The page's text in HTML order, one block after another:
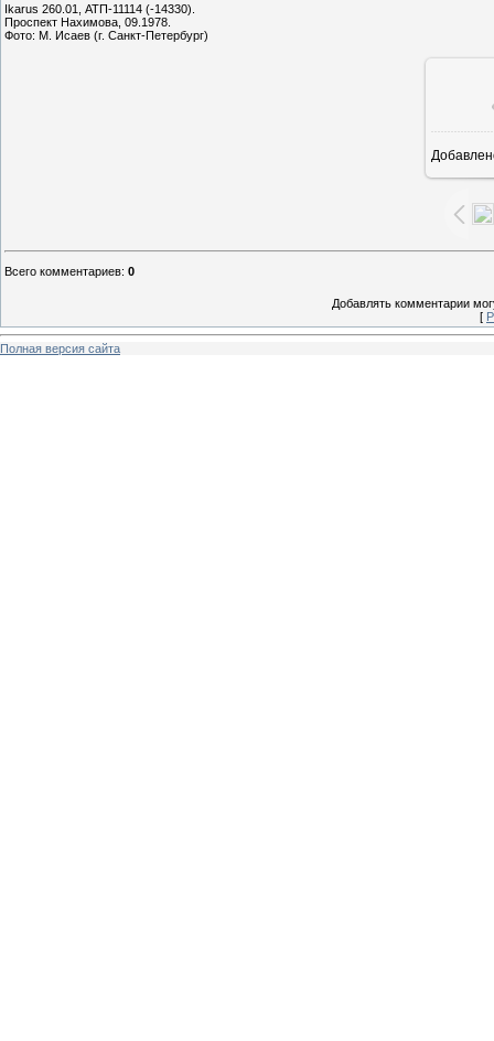
Ikarus 260.01, АТП-11114 (-14330).
Проспект Нахимова, 09.1978.
Фото: М. Исаев (г. Санкт-Петербург)
Всего комментариев: 0
Добавлять комментарии
[
Полная версия сайта